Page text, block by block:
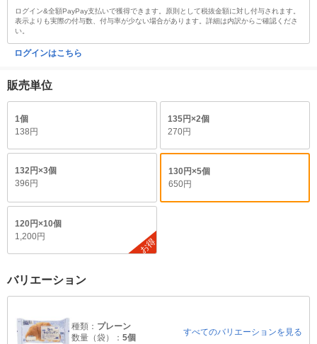
ログイン&全額PayPay支払いで獲得できます。原則として税抜金額に対し付与されます。
表示よりも実際の付与数、付与率が少ない場合があります。詳細は内訳からご確認くださ
い。
ログインはこちら
販売単位
1個
138円
135円×2個
270円
132円×3個
396円
130円×5個
650円
120円×10個
1,200円
お得
バリエーション
種類： プレーン
数量（袋）： 5個
すべてのバリエーションを見る